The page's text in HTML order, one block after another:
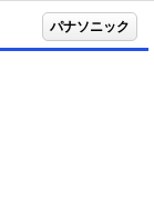
パナソニック